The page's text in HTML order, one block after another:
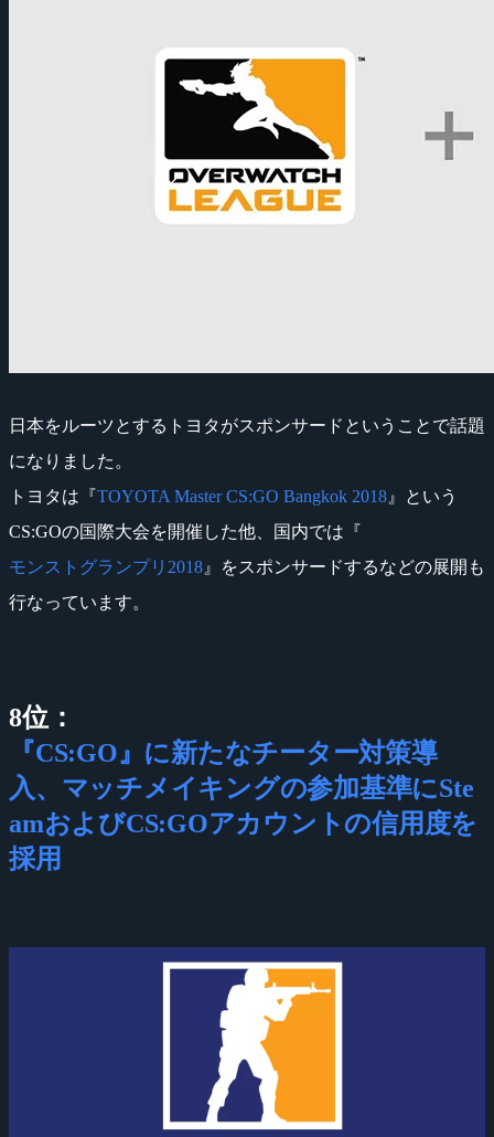
日本をルーツとするトヨタがスポンサードということで話題
になりました。
トヨタは『TOYOTA Master CS:GO Bangkok 2018 』という
CS:GOの国際大会を開催した他、国内では『
モンストグランプリ2018 』をスポンサードするなどの展開も
行なっています。
8位：
『CS:GO』に新たなチーター対策導
入、マッチメイキングの参加基準にSte
amおよびCS:GOアカウントの信用度を
採用